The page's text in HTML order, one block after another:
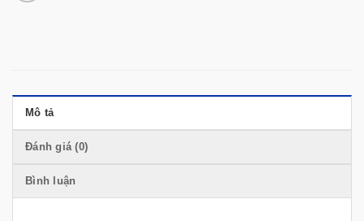
Mô tả
Đánh giá (0)
Bình luận